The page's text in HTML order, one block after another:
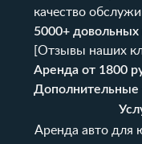
качество
5000+ довольных
[Отзывы наших
Аренда от 1800
Дополнительные
Аренда авто для